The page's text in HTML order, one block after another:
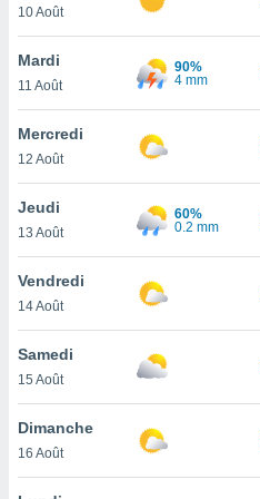
au
vous
de
ou
de
le
ainsi
un
la
du
10 Août
Mardi
11 Août
90%
4 mm
Mercredi
12 Août
Jeudi
13 Août
60%
0.2 mm
Vendredi
14 Août
Samedi
15 Août
Dimanche
16 Août